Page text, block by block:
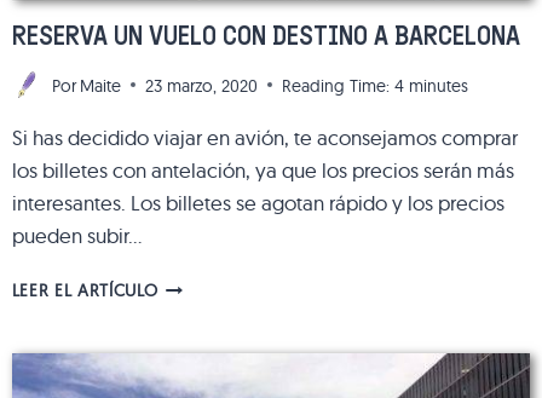
RESERVA UN VUELO CON DESTINO A BARCELONA
Por Maite 23 marzo, 2020 Reading Time: 4 minutes
Si has decidido viajar en avión, te aconsejamos comprar
los billetes con antelación, ya que los precios serán más
interesantes. Los billetes se agotan rápido y los precios
pueden subir…
LEER EL ARTÍCULORESERVA
CON
DESTINO